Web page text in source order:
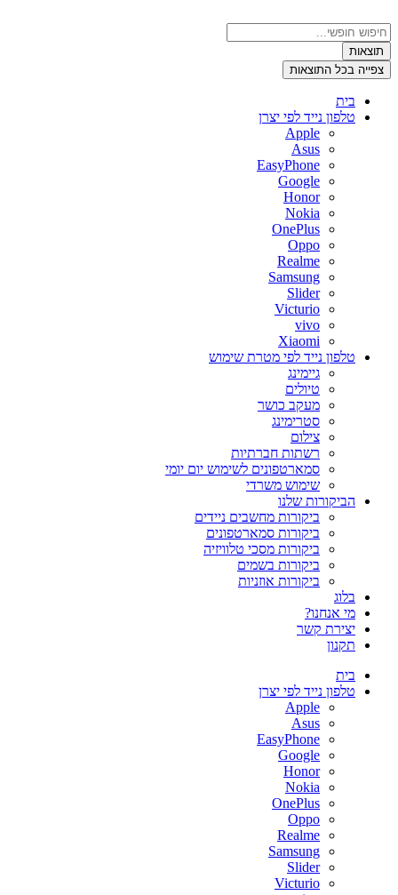
לתוכן
Search
...תוצאות
צפייה בכל התוצאות
בית
טלפון נייד לפי יצרן
Apple
Asus
EasyPhone
Google
Honor
Nokia
OnePlus
Oppo
Realme
Samsung
Slider
Victurio
vivo
Xiaomi
טלפון נייד לפי מטרת שימוש
גיימינג
טיולים
מעקב כושר
סטרימינג
צילום
רשתות חברתיות
סמארטפונים לשימוש יום יומי
שימוש משרדי
הביקורות שלנו
ביקורות מחשבים ניידים
ביקורות סמארטפונים
ביקורות מסכי טלוויזיה
ביקורות בשמים
ביקורות אוזניות
בלוג
מי אנחנו?
יצירת קשר
תקנון
בית
טלפון נייד לפי יצרן
Apple
Asus
EasyPhone
Google
Honor
Nokia
OnePlus
Oppo
Realme
Samsung
Slider
Victurio